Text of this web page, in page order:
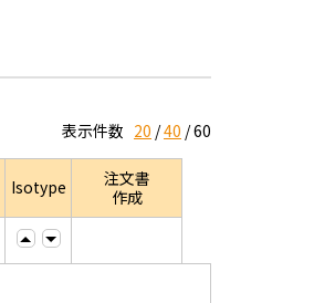
表示件数 20 40 60
Isotype
注文書
作成